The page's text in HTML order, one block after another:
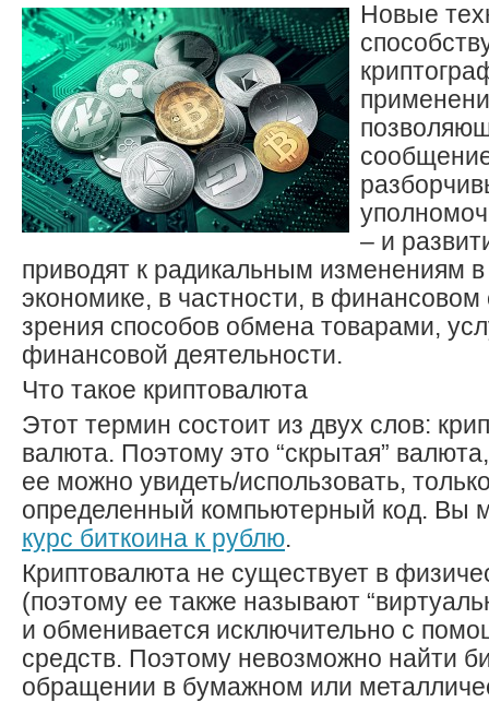
Новые
– и
приводят к радикальным изменениям
экономике, в частности, в финансовом
зрения способов обмена товарами,
финансовой деятельности.
Что такое криптовалюта
Этот термин состоит из двух слов:
валюта. Поэтому это “скрытая”
ее можно увидеть/использовать,
определенный компьютерный код. Вы
курс биткоина к рублю.
Криптовалюта не существует в
(поэтому ее также называют
и обменивается исключительно с
средств. Поэтому невозможно найти
обращении в бумажном или